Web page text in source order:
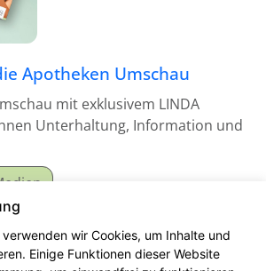
Apotheken Umschau
mit exklusivem LINDA
Unterhaltung, Information und
wir Cookies, um Inhalte und
Einige Funktionen dieser Website